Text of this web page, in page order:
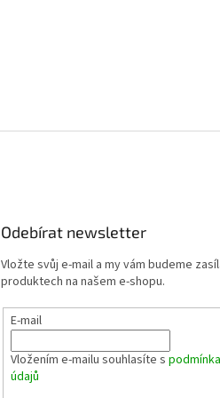
Odebírat newsletter
Vložte svůj e-mail a my vám budeme
produktech na našem e-shopu.
E-mail
Vložením e-mailu souhlasíte s
údajů